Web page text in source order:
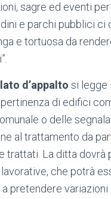
sagre ed eventi
e parchi pubblici
e tortuosa da
d’appalto si legge
di edifici
o delle
al trattamento da
trattati. La ditta
che potrà
pretendere